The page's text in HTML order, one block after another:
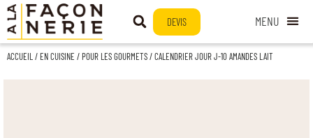
DEVIS
ACCUEIL/ EN CUISINE / POUR LES GOURMETS/ CALENDRIER JOUR J-10 AMANDES LAIT